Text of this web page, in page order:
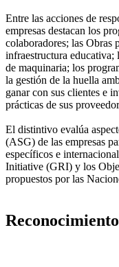
Entre las acciones de
empresas destacan los
colaboradores; las Obras
infraestructura educativa;
de maquinaria; los
la gestión de la huella
ganar con sus clientes e
prácticas de sus
El distintivo evalúa
(ASG) de las empresas
específicos e
Initiative (GRI) y los
propuestos por las